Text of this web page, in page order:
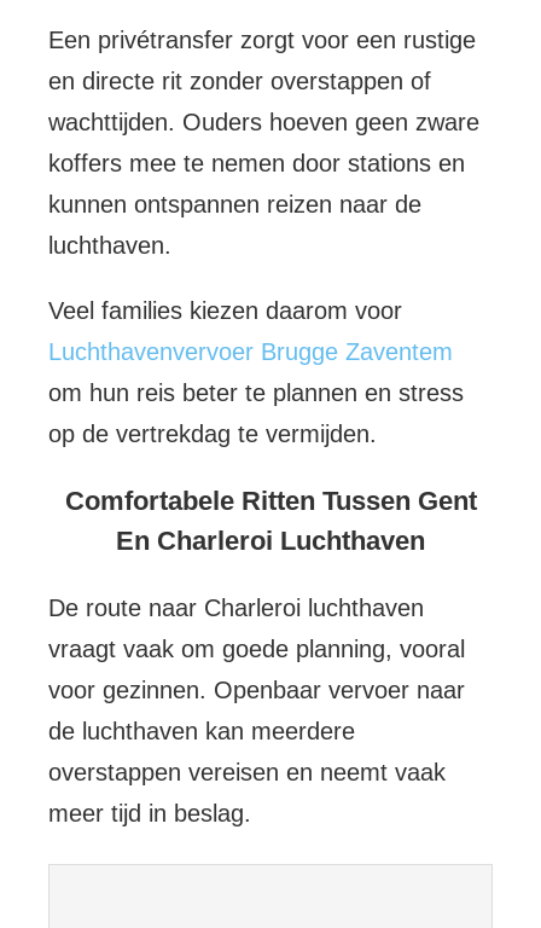
Een privétransfer zorgt voor een rustige
en directe rit zonder overstappen of
wachttijden. Ouders hoeven geen zware
koffers mee te nemen door stations en
kunnen ontspannen reizen naar de
luchthaven.
Veel families kiezen daarom voor
Luchthavenvervoer Brugge Zaventem
om hun reis beter te plannen en stress
op de vertrekdag te vermijden.
Comfortabele Ritten Tussen Gent
En Charleroi Luchthaven
De route naar Charleroi luchthaven
vraagt vaak om goede planning, vooral
voor gezinnen. Openbaar vervoer naar
de luchthaven kan meerdere
overstappen vereisen en neemt vaak
meer tijd in beslag.